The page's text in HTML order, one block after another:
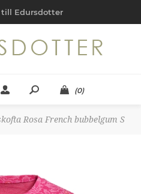
till Edursdotter
(0)
Rosa French bubbelgum S